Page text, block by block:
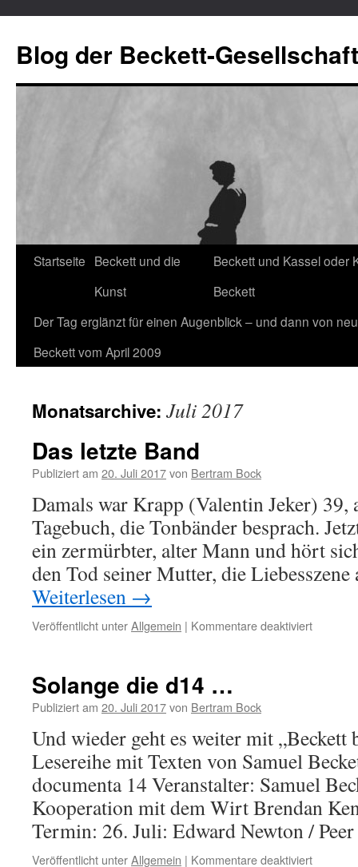
Blog der Beckett-Gesellschaft
Zum
springen
Startseite Beckett und die
Kunst
Beckett und Kassel oder
Beckett
Der Tag erglänzt für einen Augenblick – und dann von
Beckett vom April 2009
Monatsarchive: Juli 2017
Das letzte Band
Publiziert am 20. Juli 2017von Bertram Bock
Damals war Krapp (Valentin Jeker) 39,
Tagebuch, die Tonbänder besprach.
ein zermürbter, alter Mann und hört
den Tod seiner Mutter, die
Weiterlesen →
Veröffentlicht unterAllgemein | Kommentare deaktiviert
Solange die d14 …
Publiziert am 20. Juli 2017von Bertram Bock
Und wieder geht es weiter mit „Beckett
Lesereihe mit Texten von Samuel
documenta 14 Veranstalter: Samuel
Kooperation mit dem Wirt Brendan
Termin: 26. Juli: Edward Newton /
Veröffentlicht unterAllgemein | Kommentare deaktiviert